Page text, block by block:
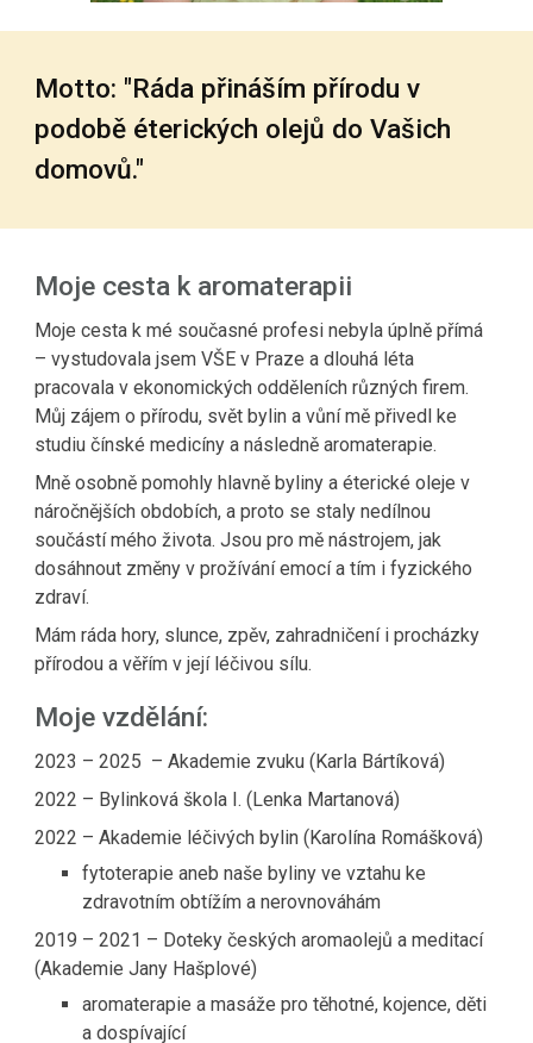
Motto: "Ráda přináším přírodu v
podobě éterických olejů do Vašich
domovů."
Moje cesta k aromaterapii
Moje cesta k mé současné profesi nebyla úplně přímá
– vystudovala jsem VŠE v Praze a dlouhá léta
pracovala v ekonomických odděleních různých firem.
Můj zájem o přírodu, svět bylin a vůní mě přivedl ke
studiu čínské medicíny a následně aromaterapie.
Mně osobně pomohly hlavně byliny a éterické oleje v
náročnějších obdobích, a proto se staly nedílnou
součástí mého života. Jsou pro mě nástrojem, jak
dosáhnout změny v prožívání emocí a tím i fyzického
zdraví.
Mám ráda hory, slunce, zpěv, zahradničení i procházky
přírodou a věřím v její léčivou sílu.
Moje vzdělání:
2023 – 2025 – Akademie zvuku (Karla Bártíková)
2022 – Bylinková škola I. (Lenka Martanová)
2022 – Akademie léčivých bylin (Karolína Romášková)
fytoterapie aneb naše byliny ve vztahu ke
zdravotním obtížím a nerovnováhám
2019 – 2021 – Doteky českých aromaolejů a meditací
(Akademie Jany Hašplové)
aromaterapie a masáže pro těhotné, kojence, děti
a dospívající